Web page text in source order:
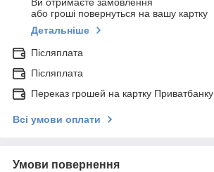
Ви отримаєте замовлення
або гроші повернуться на вашу картку
Детальніше
Післяплата
Післяплата
Переказ грошей на картку Приватбанку
Всі умови оплати
Умови повернення